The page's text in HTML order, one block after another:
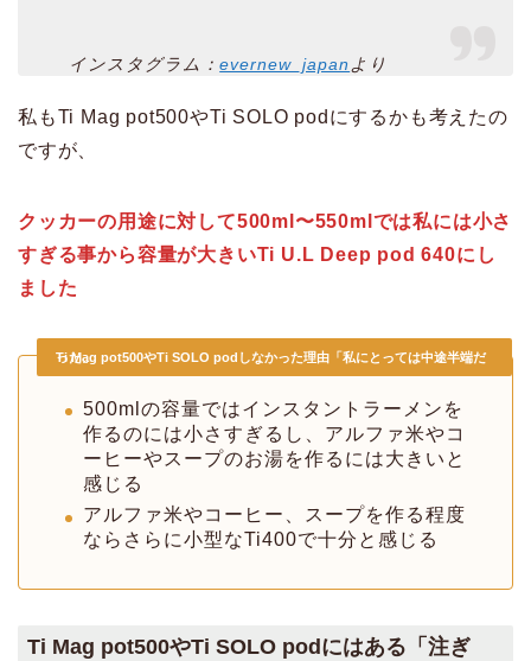
インスタグラム：evernew_japan より
私もTi Mag pot500やTi SOLO podにするかも考えたの
ですが、
クッカーの用途に対して500ml〜550mlでは私には小さ
すぎる事から容量が大きいTi U.L Deep pod 640にし
ました
Ti Mag pot500やTi SOLO podしなかった理由「私にとっては中途半端だった」
500mlの容量ではインスタントラーメンを
作るのには小さすぎるし、アルファ米やコ
ーヒーやスープのお湯を作るには大きいと
感じる
アルファ米やコーヒー、スープを作る程度
ならさらに小型なTi400で十分と感じる
Ti Mag pot500やTi SOLO podにはある「注ぎ